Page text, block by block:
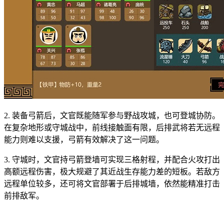
2. 装备弓箭后，文官既能随军参与野战攻城，也可登城协防。
在复杂地形或守城战中，前线接触面有限，后排武将若无远程
能力则难以支援，弓箭有效解决了这一问题。
3. 守城时，文官持弓箭登墙可实现三格射程，并配合火攻打出
高额远程伤害，极大规避了其近战生存能力差的短板。若敌方
远程单位较多，还可将文官部署于后排城墙，依然能精准打击
前排敌军。